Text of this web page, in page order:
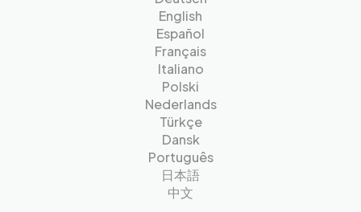
English
Español
Français
Italiano
Polski
Nederlands
Türkçe
Dansk
Português
日本語
中文